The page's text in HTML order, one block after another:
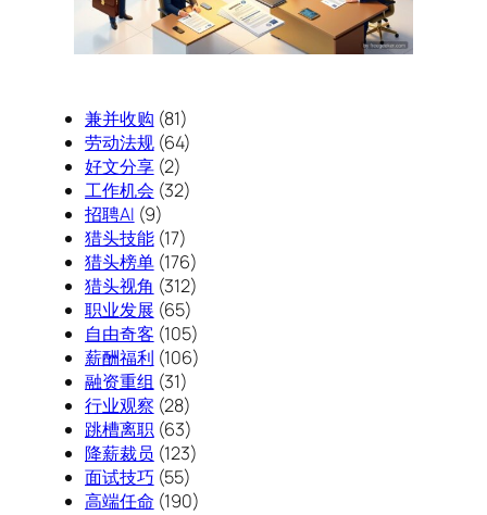
兼并收购 (81)
劳动法规(64)
好文分享(2)
工作机会 (32)
招聘AI (9)
猎头技能(17)
猎头榜单(176)
猎头视角 (312)
职业发展 (65)
自由奇客 (105)
薪酬福利 (106)
融资重组 (31)
行业观察 (28)
跳槽离职(63)
降薪裁员 (123)
面试技巧 (55)
高端任命 (190)